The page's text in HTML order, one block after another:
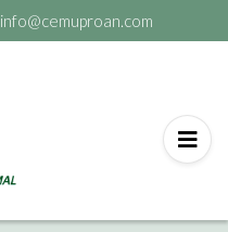
info@cemuproan.com